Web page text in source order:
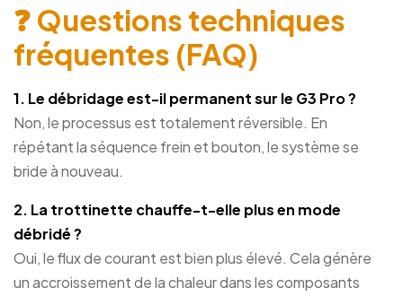
❓ Questions techniques
fréquentes (FAQ)
1. Le débridage est-il permanent sur le G3 Pro ?
Non, le processus est totalement réversible. En
répétant la séquence frein et bouton, le système se
bride à nouveau.
2. La trottinette chauffe-t-elle plus en mode
débridé ?
Oui, le flux de courant est bien plus élevé. Cela génère
un accroissement de la chaleur dans les composants